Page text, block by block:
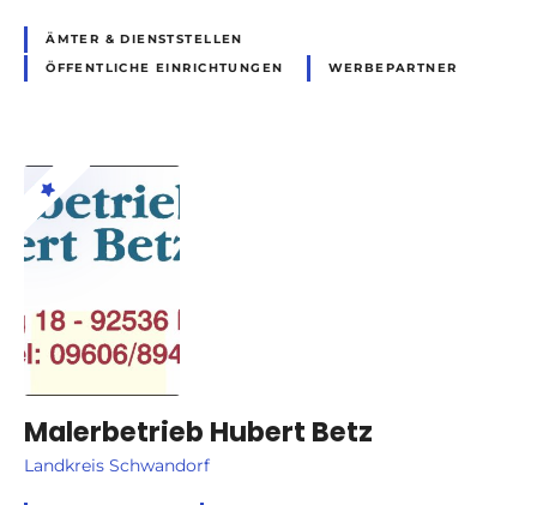
ÄMTER & DIENSTSTELLEN
ÖFFENTLICHE EINRICHTUNGEN
WERBEPARTNER
Malerbetrieb Hubert Betz
Landkreis Schwandorf